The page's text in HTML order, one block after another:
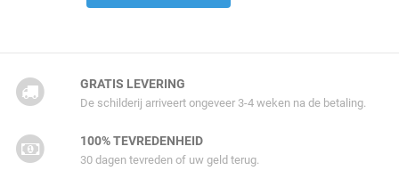
GRATIS LEVERING
De schilderij arriveert ongeveer 3-4 weken na de betaling.
100% TEVREDENHEID
30 dagen tevreden of uw geld terug.